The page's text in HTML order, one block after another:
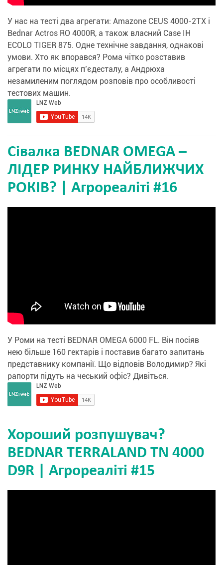
У нас на тесті два агрегати: Amazone CEUS 4000-2TX і
Bednar Actros RO 4000R, а також власний Case IH
ECOLO TIGER 875. Одне технічне завдання, однакові
умови. Хто як впорався? Рома чітко розставив
агрегати по місцях п’єдесталу, а Андрюха
незамиленим поглядом розповів про особливості
тестових машин.
Сівалка BEDNAR OMEGA –
ЛІДЕР РИНКУ НАЙБЛИЖЧИХ
РОКІВ? | Агрореаліті #16
У Роми на тесті BEDNAR OMEGA 6000 FL. Він посіяв
нею більше 160 гектарів і поставив багато запитань
представнику компанії. Що відповів Володимир? Які
рапорти підуть на чеський офіс? Дивіться.
Хороший розпушувач?
BEDNAR TERRALAND TN 4000
D9R | Агрореаліті #15